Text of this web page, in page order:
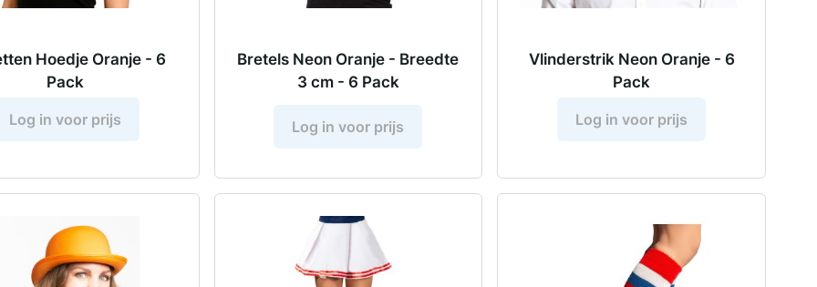
Hoedje Oranje - 6
Pack
Log in voor prijs
Bretels Neon Oranje - Breedte
3 cm - 6 Pack
Log in voor prijs
Vlinderstrik Neon Oranje - 6
Pack
Log in voor prijs